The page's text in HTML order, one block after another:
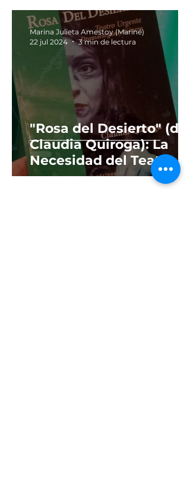
"Rosa del Desierto" (de
Claudia Quiroga): La
Necesidad del Teatro
como Agente de
Marina Julieta Amestoy (Mariné)
22 jul 2024
3 min de lectura